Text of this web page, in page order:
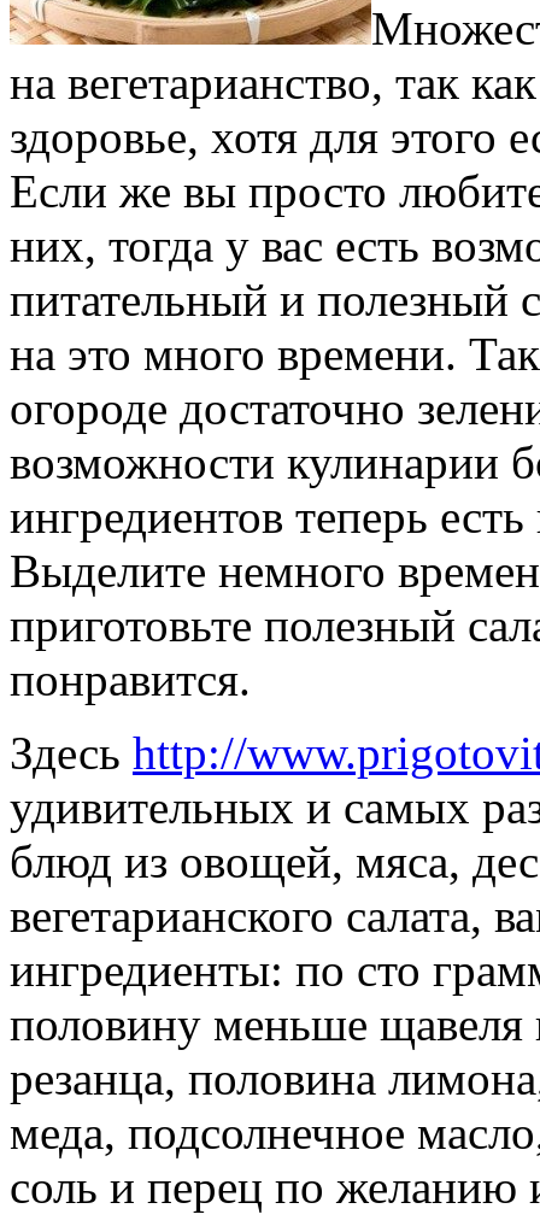
на вегетарианство, так
здоровье, хотя для этого
Если же вы просто
них, тогда у вас есть
питательный и полезный
на это много времени.
огороде достаточно
возможности кулинарии
ингредиентов теперь
Выделите немного
приготовьте полезный
понравится.
Здесь http://
удивительных и самых
блюд из овощей, мяса,
вегетарианского салата,
ингредиенты: по сто
половину меньше щавеля
резанца, половина
меда, подсолнечное
соль и перец по желанию